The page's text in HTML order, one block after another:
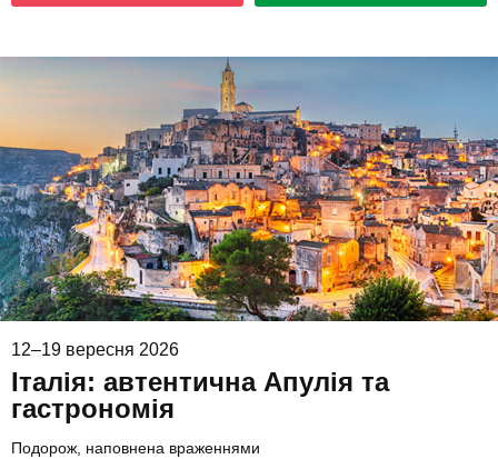
12–19 вересня 2026
Італія: автентична Апулія та
гастрономія
Подорож, наповнена враженнями